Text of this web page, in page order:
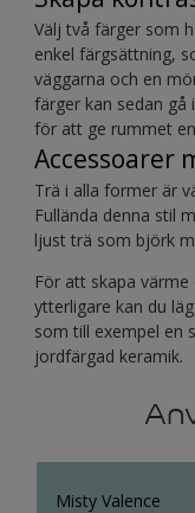
Välj två färger som
enkel färgsättning,
väggarna och en
färger kan sedan gå
för att ge rummet
Accessoarer
Trä i alla former är
Fullända denna stil
ljust trä som björk
För att skapa
ytterligare kan du
som till exempel en
jordfärgad keramik.
Misty Valence